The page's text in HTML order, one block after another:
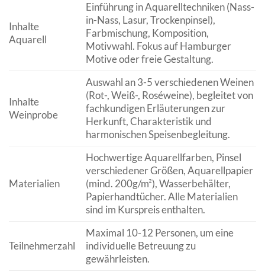
Inhalte
Aquarell
Einführung in Aquarelltechniken (Nass-
in-Nass, Lasur, Trockenpinsel),
Farbmischung, Komposition,
Motivwahl. Fokus auf Hamburger
Motive oder freie Gestaltung.
Inhalte
Weinprobe
Auswahl an 3-5 verschiedenen Weinen
(Rot-, Weiß-, Roséweine), begleitet von
fachkundigen Erläuterungen zur
Herkunft, Charakteristik und
harmonischen Speisenbegleitung.
Materialien
Hochwertige Aquarellfarben, Pinsel
verschiedener Größen, Aquarellpapier
(mind. 200g/m²), Wasserbehälter,
Papierhandtücher. Alle Materialien
sind im Kurspreis enthalten.
Teilnehmerzahl
Maximal 10-12 Personen, um eine
individuelle Betreuung zu
gewährleisten.